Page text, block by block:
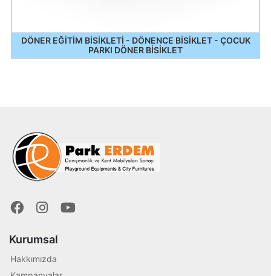
DÖNER EĞİTİM BİSİKLETİ - DÖNENCE BİSİKLET - ÇOCUK
PARKI DÖNER BİSİKLET
Kurumsal
Hakkımızda